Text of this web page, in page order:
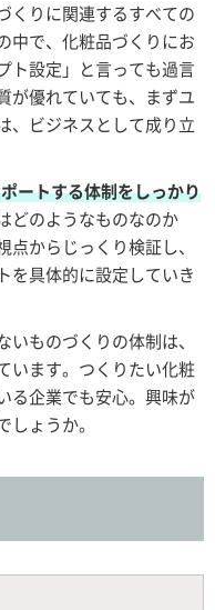
くりに関連するすべての
中で、化粧品づくりにお
ト設定」と言っても過言
が優れていても、まずユ
、ビジネスとして成り立
ートする体制をしっかり
どのようなものなのか
からじっくり検証し、
を具体的に設定していき
ものづくりの体制は、
います。つくりたい化粧
る企業でも安心。興味が
ょうか。